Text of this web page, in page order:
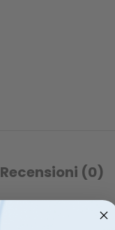
Recensioni (0)